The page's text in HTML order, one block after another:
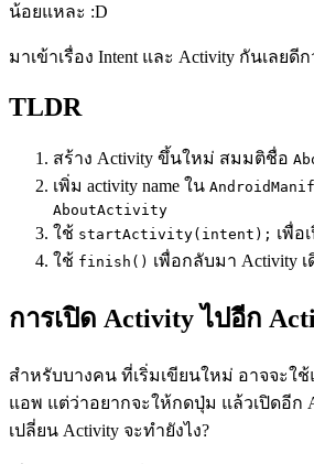
น้อยแหละ :D
มาเข้าเรื่อง Intent และ Activity กันเลยดีก
TLDR
สร้าง Activity ขึ้นใหม่ สมมติชื่อ
เพิ่ม activity name ใน
AboutActivity
ใช้ startActivity(intent); เพื่อ
ใช้ finish() เพื่อกลับมา Activity เ
การเปิด Activity ไปอีก
สำหรับบางคน ที่เริ่มเขียนใหม่ อาจจะใช้
แอพ แต่ว่าอยากจะให้กดปุ่ม แล้วเปิดอีก
เปลี่ยน Activity จะทำยังไง?